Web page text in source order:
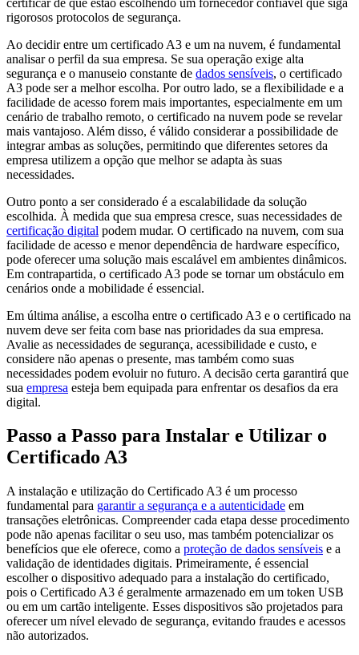
rigorosos protocolos de segurança.
Ao decidir entre um certificado A3 e um na nuvem, é fundamental
analisar o perfil da sua empresa. Se sua operação exige alta
segurança e o manuseio constante de dados sensíveis, o certificado
A3 pode ser a melhor escolha. Por outro lado, se a flexibilidade e a
facilidade de acesso forem mais importantes, especialmente em um
cenário de trabalho remoto, o certificado na nuvem pode se revelar
mais vantajoso. Além disso, é válido considerar a possibilidade de
integrar ambas as soluções, permitindo que diferentes setores da
empresa utilizem a opção que melhor se adapta às suas
necessidades.
Outro ponto a ser considerado é a escalabilidade da solução
escolhida. À medida que sua empresa cresce, suas necessidades de
certificação digital podem mudar. O certificado na nuvem, com sua
facilidade de acesso e menor dependência de hardware específico,
pode oferecer uma solução mais escalável em ambientes dinâmicos.
Em contrapartida, o certificado A3 pode se tornar um obstáculo em
cenários onde a mobilidade é essencial.
Em última análise, a escolha entre o certificado A3 e o certificado na
nuvem deve ser feita com base nas prioridades da sua empresa.
Avalie as necessidades de segurança, acessibilidade e custo, e
considere não apenas o presente, mas também como suas
necessidades podem evoluir no futuro. A decisão certa garantirá que
sua empresa esteja bem equipada para enfrentar os desafios da era
digital.
Passo a Passo para Instalar e Utilizar o
Certificado A3
A instalação e utilização do Certificado A3 é um processo
fundamental para garantir a segurança e a autenticidade em
transações eletrônicas. Compreender cada etapa desse procedimento
pode não apenas facilitar o seu uso, mas também potencializar os
benefícios que ele oferece, como a proteção de dados sensíveis e a
validação de identidades digitais. Primeiramente, é essencial
escolher o dispositivo adequado para a instalação do certificado,
pois o Certificado A3 é geralmente armazenado em um token USB
ou em um cartão inteligente. Esses dispositivos são projetados para
oferecer um nível elevado de segurança, evitando fraudes e acessos
não autorizados.